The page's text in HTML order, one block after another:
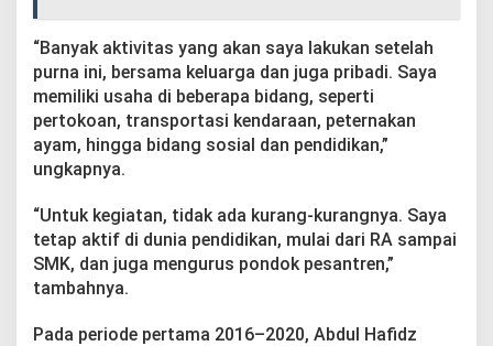
“Banyak aktivitas yang akan saya lakukan setelah
purna ini, bersama keluarga dan juga pribadi. Saya
memiliki usaha di beberapa bidang, seperti
pertokoan, transportasi kendaraan, peternakan
ayam, hingga bidang sosial dan pendidikan,”
ungkapnya.
“Untuk kegiatan, tidak ada kurang-kurangnya. Saya
tetap aktif di dunia pendidikan, mulai dari RA sampai
SMK, dan juga mengurus pondok pesantren,”
tambahnya.
Pada periode pertama 2016–2020, Abdul Hafidz